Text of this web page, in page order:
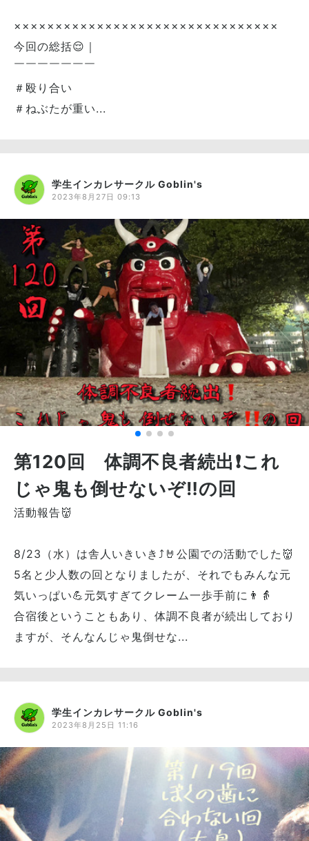
××××××××××××××××××××××××××××××××
今回の総括😌｜
￣￣￣￣￣￣￣
＃殴り合い
＃ねぶたが重い...
学生インカレサークル Goblin's
2023年8月27日 09:13
第120回 体調不良者続出❗️これ
じゃ鬼も倒せないぞ‼️の回
活動報告👹
8/23（水）は舎人いきいき⤴︎🤘公園での活動でした👹
5名と少人数の回となりましたが、それでもみんな元
気いっぱい💪元気すぎてクレーム一歩手前に👨👵
合宿後ということもあり、体調不良者が続出しており
ますが、そんなんじゃ鬼倒せな...
学生インカレサークル Goblin's
2023年8月25日 11:16